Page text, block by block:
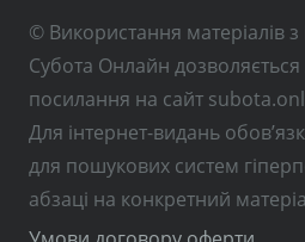
© Використання матеріалів
Субота Онлайн
посилання на сайт
Для інтернет-видань
для пошукових систем
абзаці на конкретний